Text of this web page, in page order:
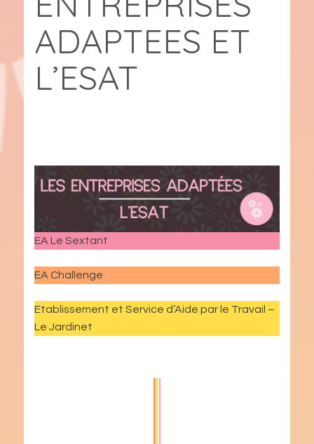
ADAPTEES ET
L’ESAT
EA Le Sextant
EA Challenge
Etablissement et Service d’Aide par le Travail –
Le Jardinet